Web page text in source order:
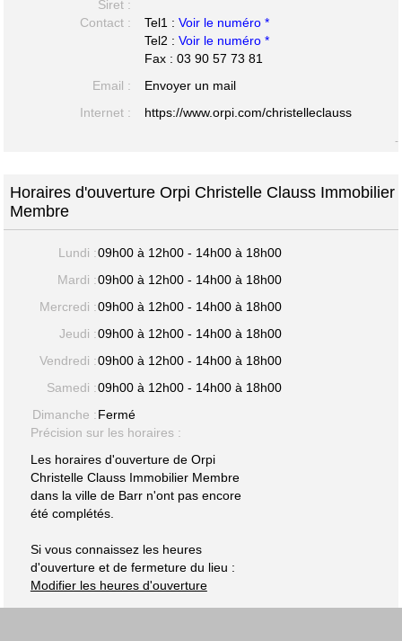
Siret :
Contact :
Tel1 :Voir le numéro *
Tel2 :Voir le numéro *
Fax : 03 90 57 73 81
Email :
Envoyer un mail
Internet :
https://www.orpi.com/christelleclauss
-
Horaires d'ouverture Orpi Christelle Clauss Immobilier
Membre
Lundi :09h00 à 12h00 - 14h00 à 18h00
Mardi :09h00 à 12h00 - 14h00 à 18h00
Mercredi :09h00 à 12h00 - 14h00 à 18h00
Jeudi :09h00 à 12h00 - 14h00 à 18h00
Vendredi :09h00 à 12h00 - 14h00 à 18h00
Samedi :09h00 à 12h00 - 14h00 à 18h00
Dimanche :Fermé
Précision sur les horaires :
Les horaires d'ouverture de Orpi
Christelle Clauss Immobilier Membre
dans la ville de Barr n'ont pas encore
été complétés.
Si vous connaissez les heures
d'ouverture et de fermeture du lieu :
Modifier les heures d'ouverture